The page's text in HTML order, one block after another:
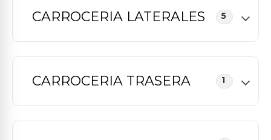
CARROCERIA LATERALES 5
CARROCERIA TRASERA 1